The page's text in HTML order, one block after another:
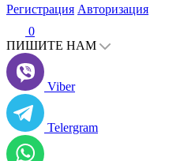
Регистрация Авторизация
0
ПИШИТЕ НАМ
Viber
Telergram